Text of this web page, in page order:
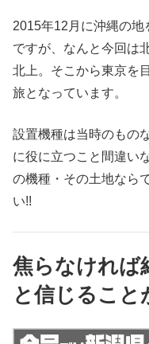
2015年12月に沖縄の
ですが、なんと今回は
北上。そこから東京を
旅となっています。
設置機種は当時のもの
に役に立つこと間違
の機種・その土地なら
い!!
焦らなけれ
と信じること